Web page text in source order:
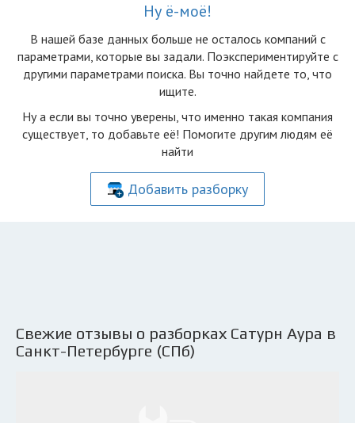
Ну ё-моё!
В нашей базе данных больше не осталоcь компаний с
параметрами, которые вы задали. Поэкспериментируйте с
другими параметрами поиска. Вы точно найдете то, что
ищите.
Ну а если вы точно уверены, что именно такая компания
существует, то добавьте её! Помогите другим людям её
найти
Добавить разборку
Свежие отзывы о разборках Сатурн Аура в
Санкт-Петербурге (СПб)